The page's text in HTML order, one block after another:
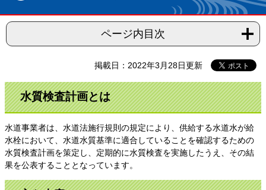
ページ内目次
掲載日：2022年3月28日更新
水質検査計画とは
水道事業者は、水道法施行規則の規定により、供給する水道水が給
水栓において、水道水質基準に適合していることを確認するための
水質検査計画を策定し、定期的に水質検査を実施したうえ、その結
果を公表することとなっています。